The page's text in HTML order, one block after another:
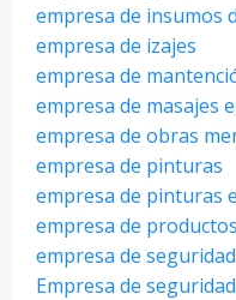
empresa de insumos
empresa de izajes
empresa de
empresa de masajes
empresa de obras
empresa de pinturas
empresa de pinturas
empresa de
empresa de seguridad
Empresa de